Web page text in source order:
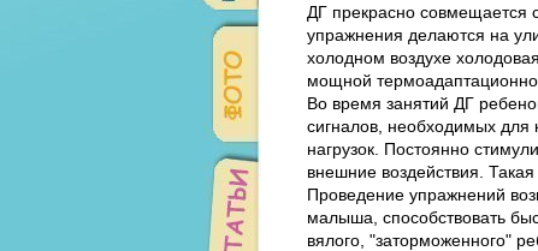
ДГ прекрасно совмещается
упражнения делаются на
холодном воздухе
мощной
Во время занятий ДГ
сигналов, необходимых для
нагрузок. Постоянно
внешние воздействия.
Проведение упражнений
малыша, способствовать
вялого, "заторможенного"